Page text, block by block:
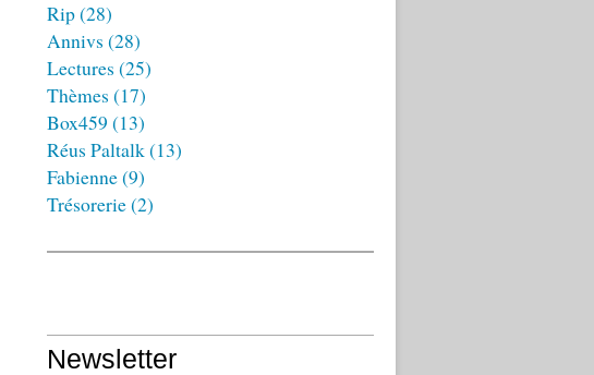
Rip(28)
Annivs (28)
Lectures (25)
Thèmes (17)
Box459 (13)
Réus Paltalk(13)
Fabienne(9)
Trésorerie(2)
Newsletter